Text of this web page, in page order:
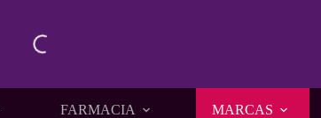
FARMACIA MARCAS